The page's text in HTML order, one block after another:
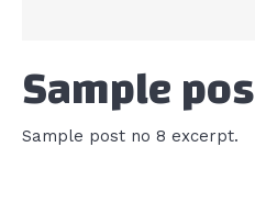
Sample
Sample post no 8 excerpt.